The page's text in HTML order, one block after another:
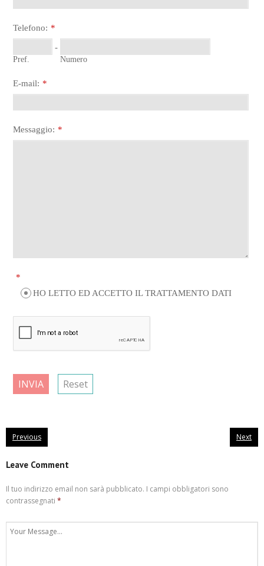
Telefono: *
Pref.
-
Numero
E-mail: *
Messaggio: *
*
HO LETTO ED ACCETTO IL TRATTAMENTO DATI
INVIA Reset
Previous Next
Leave Comment
Il tuo indirizzo email non sarà pubblicato. I campi obbligatori sono
contrassegnati *